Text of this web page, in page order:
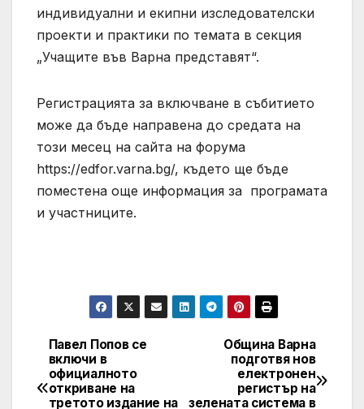
индивидуални и екипни изследователски
проекти и практики по темата в секция
„Учащите във Варна представят“.
Регистрацията за включване в събитието
може да бъде направена до средата на
този месец на сайта на форума
https://edfor.varna.bg/, където ще бъде
поместена още информация за програмата
и участниците.
Post
navigation
Община Варна
подготвя нов
електронен
регистър на
зелената система в
Павел Попов се
включи в
официалното
откриване на
третото издание на